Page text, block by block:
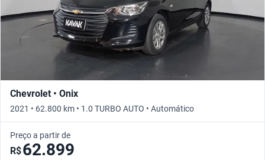
Chevrolet • Onix
2021 • 62.800 km • 1.0 TURBO AUTO • Automático
Preço a partir de
R$62.899